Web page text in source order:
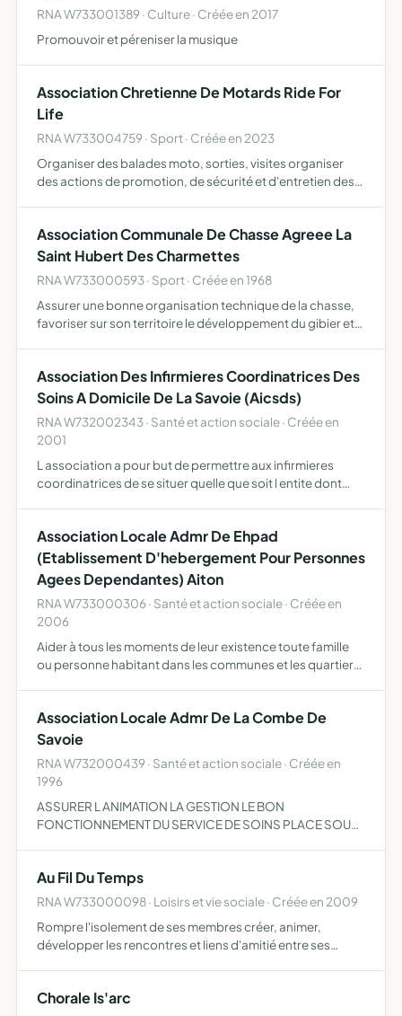
RNA W733001389 · Culture · Créée en 2017
Promouvoir et péreniser la musique
Association Chretienne De Motards Ride For
Life
RNA W733004759 · Sport · Créée en 2023
Organiser des balades moto, sorties, visites organiser
des actions de promotion, de sécurité et d'entretien des
Association Communale De Chasse Agreee La
Saint Hubert Des Charmettes
RNA W733000593 · Sport · Créée en 1968
Assurer une bonne organisation technique de la chasse,
favoriser sur son territoire le développement du gibier et
cynégétiqu…
Association Des Infirmieres Coordinatrices Des
Soins A Domicile De La Savoie (Aicsds)
RNA W732002343 · Santé et action sociale · Créée en
2001
L association a pour but de permettre aux infirmieres
coordinatrices de se situer quelle que soit l entite dont
juridi…
Association Locale Admr De Ehpad
(Etablissement D'hebergement Pour Personnes
Agees Dependantes) Aiton
RNA W733000306 · Santé et action sociale · Créée en
2006
Aider à tous les moments de leur existence toute famille
ou personne habitant dans les communes et les quartiers
Association Locale Admr De La Combe De
Savoie
RNA W732000439 · Santé et action sociale · Créée en
1996
ASSURER L ANIMATION LA GESTION LE BON
FONCTIONNEMENT DU SERVICE DE SOINS PLACE SOUS
BENEFICIAIRES ET DE CONCOURIR AINSI A LA MISE EN
PLACE D…
Au Fil Du Temps
RNA W733000098 · Loisirs et vie sociale · Créée en 2009
Rompre l'isolement de ses membres créer, animer,
développer les rencontres et liens d'amitié entre ses
organiser des déplacemen…
Chorale Is'arc